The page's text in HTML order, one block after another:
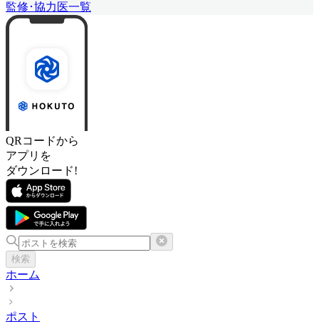
監修･協力医一覧
QRコードから
アプリを
ダウンロード!
検索
ホーム
ポスト